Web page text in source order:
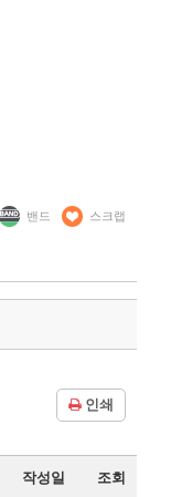
밴드 스크랩
인쇄
작성일 조회